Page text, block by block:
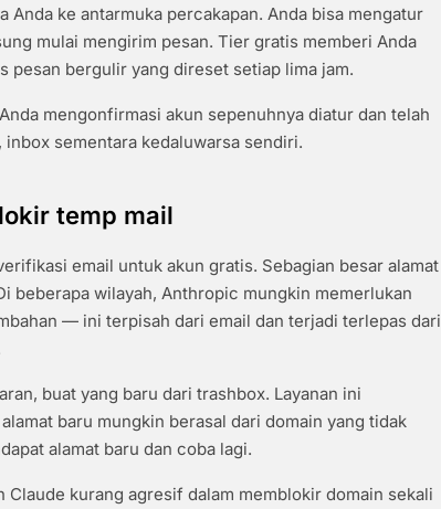
Anda ke antarmuka percakapan. Anda bisa mengatur
mulai mengirim pesan. Tier gratis memberi Anda
pesan bergulir yang direset setiap lima jam.
mengonfirmasi akun sepenuhnya diatur dan telah
sementara kedaluwarsa sendiri.
temp mail
email untuk akun gratis. Sebagian besar alamat
beberapa wilayah, Anthropic mungkin memerlukan
— ini terpisah dari email dan terjadi terlepas dari
buat yang baru dari trashbox. Layanan ini
baru mungkin berasal dari domain yang tidak
alamat baru dan coba lagi.
Claude kurang agresif dalam memblokir domain sekali